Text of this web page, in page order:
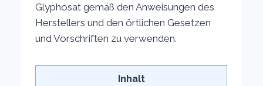
Glyphosat gemäß den Anweisungen des
Herstellers und den örtlichen Gesetzen
und Vorschriften zu verwenden.
Inhalt